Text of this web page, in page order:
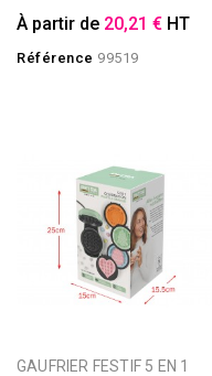
À partir de 20,21 € HT
Référence 99519
GAUFRIER FESTIF 5 EN 1